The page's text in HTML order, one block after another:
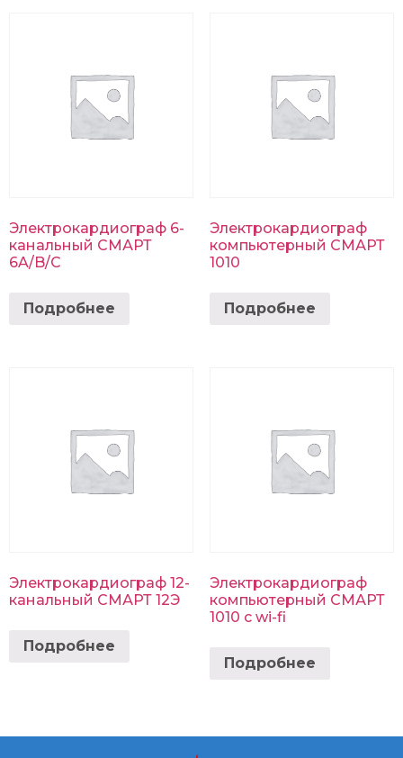
Электрокардиограф 6-
канальный СМАРТ
6A/B/C
Подробнее
Электрокардиограф
компьютерный СМАРТ
1010
Подробнее
Электрокардиограф 12-
канальный СМАРТ 12Э
Подробнее
Электрокардиограф
компьютерный СМАРТ
1010 с wi-fi
Подробнее